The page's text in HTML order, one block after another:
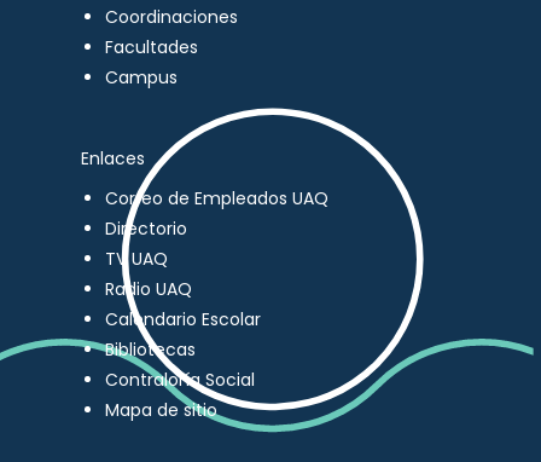
Coordinaciones
Facultades
Campus
Enlaces
Correo de Empleados UAQ
Directorio
TV UAQ
Radio UAQ
Calendario Escolar
Bibliotecas
Contraloría Social
Mapa de sitio